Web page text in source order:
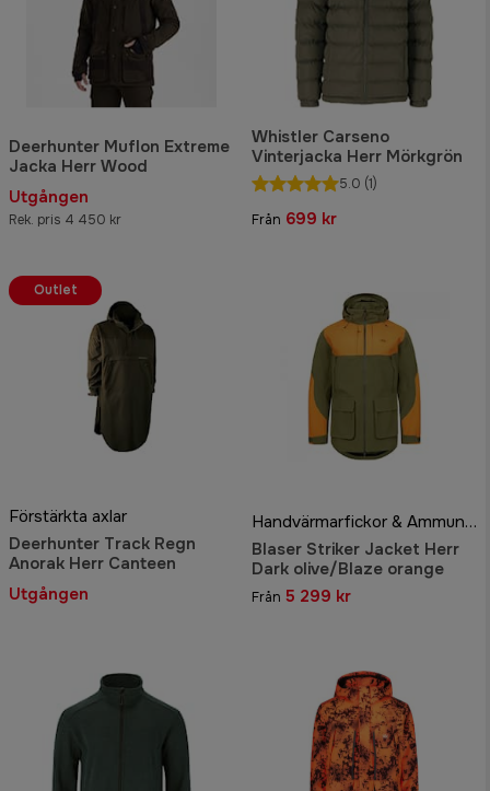
Deerhunter Muflon Extreme
Jacka Herr Wood
Utgången
Rek. pris 4 450 kr
Whistler Carseno
Vinterjacka Herr Mörkgrön
5.0 (1)
Från 699 kr
Förstärkta axlar
Deerhunter Track Regn
Anorak Herr Canteen
Utgången
Outlet
Handvärmarfickor & Ammunitionsöglor
Blaser Striker Jacket Herr
Dark olive/Blaze orange
Från 5 299 kr